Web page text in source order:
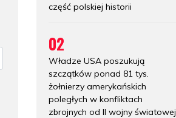
część polskiej historii
02
Władze USA poszukują
szczątków ponad 81 tys.
żołnierzy amerykańskich
poległych w konfliktach
zbrojnych od II wojny światowej